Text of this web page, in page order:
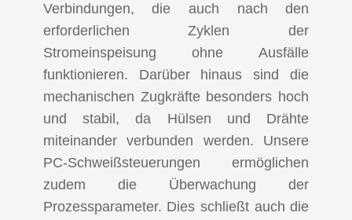
Verbindungen, die auch nach den
erforderlichen Zyklen der
Stromeinspeisung ohne Ausfälle
funktionieren. Darüber hinaus sind die
mechanischen Zugkräfte besonders hoch
und stabil, da Hülsen und Drähte
miteinander verbunden werden. Unsere
PC-Schweißsteuerungen ermöglichen
zudem die Überwachung der
Prozessparameter. Dies schließt auch die